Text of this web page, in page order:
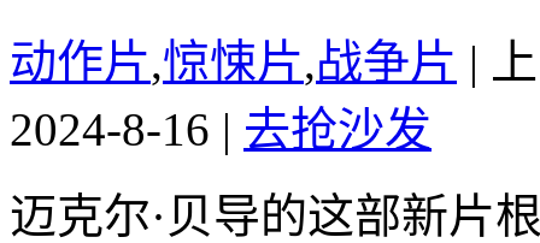
动作片,惊悚片,战争片 |
2024-8-16 | 去抢沙发
迈克尔·贝导的这部新片